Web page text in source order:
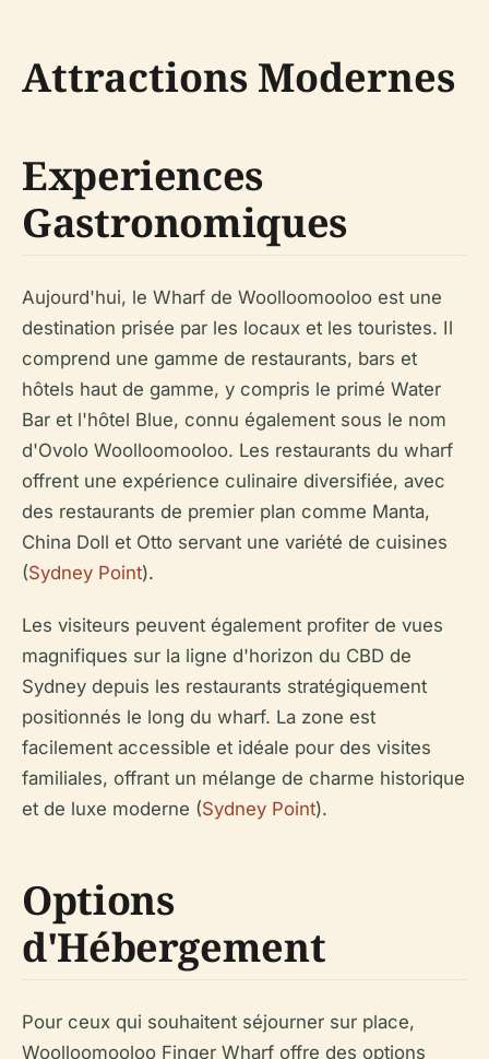
Attractions Modernes
Experiences
Gastronomiques
Aujourd'hui, le Wharf de Woolloomooloo est une
destination prisée par les locaux et les touristes. Il
comprend une gamme de restaurants, bars et
hôtels haut de gamme, y compris le primé Water
Bar et l'hôtel Blue, connu également sous le nom
d'Ovolo Woolloomooloo. Les restaurants du wharf
offrent une expérience culinaire diversifiée, avec
des restaurants de premier plan comme Manta,
China Doll et Otto servant une variété de cuisines
(Sydney Point).
Les visiteurs peuvent également profiter de vues
magnifiques sur la ligne d'horizon du CBD de
Sydney depuis les restaurants stratégiquement
positionnés le long du wharf. La zone est
facilement accessible et idéale pour des visites
familiales, offrant un mélange de charme historique
et de luxe moderne (Sydney Point).
Options
d'Hébergement
Pour ceux qui souhaitent séjourner sur place,
Woolloomooloo Finger Wharf offre des options